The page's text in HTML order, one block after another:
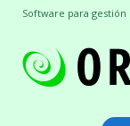
Software para